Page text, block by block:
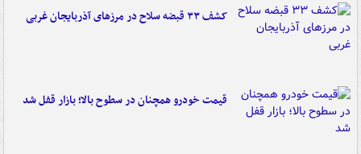
کشف ۳۳ قبضه سلاح در مرزهای آذربایجان غربی
قیمت خودرو همچنان در سطوح بالا؛ بازار قفل شد